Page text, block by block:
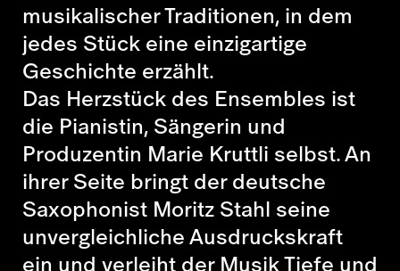
musikalischer Traditionen, in dem
jedes Stück eine einzigartige
Geschichte erzählt.
Das Herzstück des Ensembles ist
die Pianistin, Sängerin und
Produzentin Marie Kruttli selbst. An
ihrer Seite bringt der deutsche
Saxophonist Moritz Stahl seine
unvergleichliche Ausdruckskraft
ein und verleiht der Musik Tiefe und